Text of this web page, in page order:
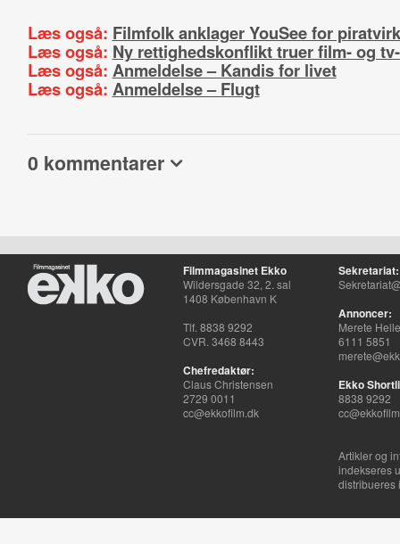
Læs også: Filmfolk anklager YouSee for
Læs også: Ny rettighedskonflikt truer film- og
Læs også: Anmeldelse – Kandis for livet
Læs også: Anmeldelse – Flugt
0 kommentarer
Filmmagasinet Ekko
Wildersgade 32, 2. sal
1408 København K
Tlf. 8838 9292
CVR. 3468 8443
Chefredaktør:
Claus Christensen
2729 0011
cc@ekkofilm.dk
Sekretariat:
Annoncer:
Merete
6111 5851
Ekko
8838 9292
Artikler og
indekseres
distribueres